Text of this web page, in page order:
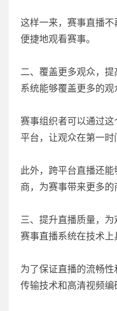
这样一来，赛事直播
便捷地观看赛事。
二、覆盖更多观众，
系统能够覆盖更多的观
赛事组织者可以通过
平台，让观众在第一时
此外，跨平台直播还
商，为赛事带来更多的
三、提升直播质量，
赛事直播系统在技术上
为了保证直播的流畅
传输技术和高清视频编